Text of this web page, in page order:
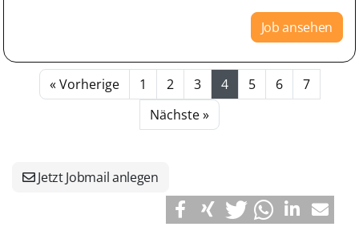
Job ansehen
« Vorherige 1 2 3 4 5 6
7
Nächste »
Jetzt Jobmail anlegen